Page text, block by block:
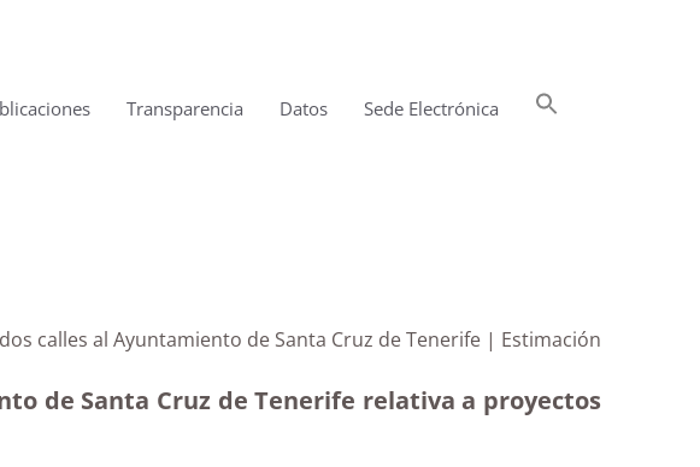
Transparencia Datos Sede Electrónica
calles al Ayuntamiento de Santa Cruz de Tenerife | Estimación
de Santa Cruz de Tenerife relativa a proyectos